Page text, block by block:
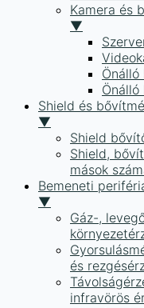
Kamera és
▼
Önálló
Önálló
Shield és
▼
Shield
Shield,
mások
Bemeneti
▼
Gáz-,
és
infravörös